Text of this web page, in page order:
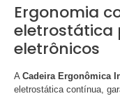
Ergonomia
eletrostática
eletrônicos
A Cadeira Ergonômica
eletrostática contínua,